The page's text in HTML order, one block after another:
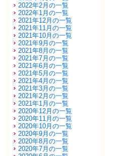
2022年2月の一覧
2022年1月の一覧
2021年12月の一覧
2021年11月の一覧
2021年10月の一覧
2021年9月の一覧
2021年8月の一覧
2021年7月の一覧
2021年6月の一覧
2021年5月の一覧
2021年4月の一覧
2021年3月の一覧
2021年2月の一覧
2021年1月の一覧
2020年12月の一覧
2020年11月の一覧
2020年10月の一覧
2020年9月の一覧
2020年8月の一覧
2020年7月の一覧